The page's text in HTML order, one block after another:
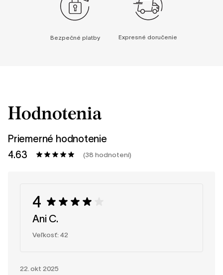
Bezpečné platby Expresné doručenie
Hodnotenia
Priemerné hodnotenie
4.63
(38 hodnotení)
4
Ani C.
Veľkosť: 42
22. okt 2025